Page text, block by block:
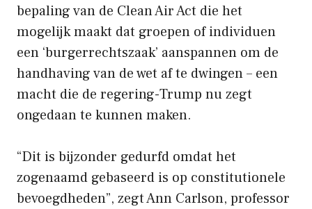
bepaling van de Clean Air Act die het
mogelijk maakt dat groepen of individuen
een ‘burgerrechtszaak’ aanspannen om de
handhaving van de wet af te dwingen – een
macht die de regering-Trump nu zegt
ongedaan te kunnen maken.
“Dit is bijzonder gedurfd omdat het
zogenaamd gebaseerd is op constitutionele
bevoegdheden”, zegt Ann Carlson, professor